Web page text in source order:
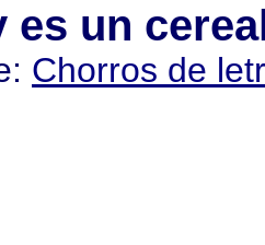
es un
Chorros de